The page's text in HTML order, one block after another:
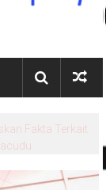
Fakta Terkait